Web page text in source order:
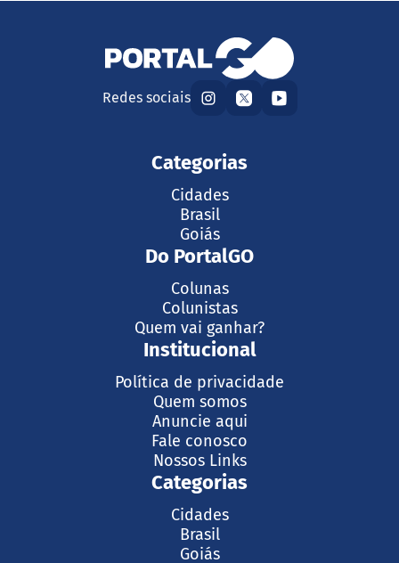
Redes sociais
Categorias
Cidades
Brasil
Goiás
Do PortalGO
Colunas
Colunistas
Quem vai ganhar?
Institucional
Política de privacidade
Quem somos
Anuncie aqui
Fale conosco
Nossos Links
Categorias
Cidades
Brasil
Goiás